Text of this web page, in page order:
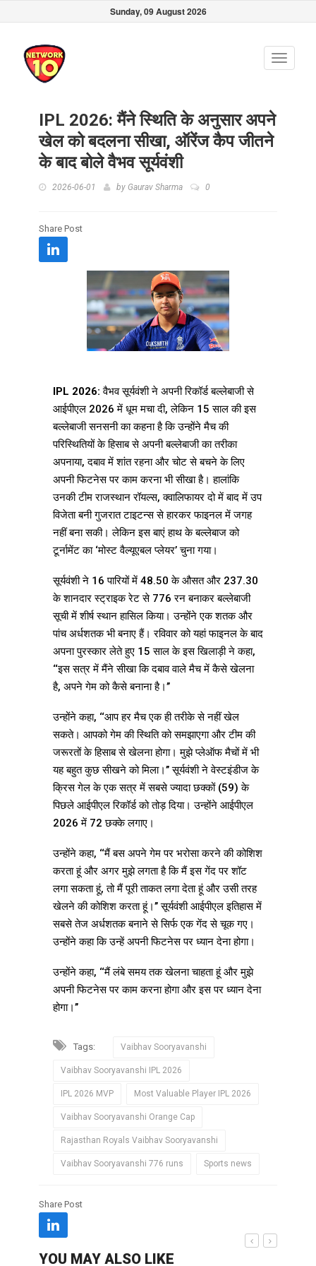
Sunday, 09 August 2026
Toggle
IPL 2026: मैंने स्थिति के अनुसार अपने
खेल को बदलना सीखा, ऑरेंज कैप जीतने
के बाद बोले वैभव सूर्यवंशी
2026-06-01 by Gaurav Sharma 0
Share Post
IPL 2026: वैभव सूर्यवंशी ने अपनी रिकॉर्ड बल्लेबाजी से
आईपीएल 2026 में धूम मचा दी, लेकिन 15 साल की इस
बल्लेबाजी सनसनी का कहना है कि उन्होंने मैच की
परिस्थितियों के हिसाब से अपनी बल्लेबाजी का तरीका
अपनाया, दबाव में शांत रहना और चोट से बचने के लिए
अपनी फिटनेस पर काम करना भी सीखा है। हालांकि
उनकी टीम राजस्थान रॉयल्स, क्वालिफायर दो में बाद में उप
विजेता बनी गुजरात टाइटन्स से हारकर फाइनल में जगह
नहीं बना सकी। लेकिन इस बाएं हाथ के बल्लेबाज को
टूर्नामेंट का ‘मोस्ट वैल्यूएबल प्लेयर’ चुना गया।
सूर्यवंशी ने 16 पारियों में 48.50 के औसत और 237.30
के शानदार स्ट्राइक रेट से 776 रन बनाकर बल्लेबाजी
सूची में शीर्ष स्थान हासिल किया। उन्होंने एक शतक और
पांच अर्धशतक भी बनाए हैं। रविवार को यहां फाइनल के बाद
अपना पुरस्कार लेते हुए 15 साल के इस खिलाड़ी ने कहा,
‘‘इस सत्र में मैंने सीखा कि दबाव वाले मैच में कैसे खेलना
है, अपने गेम को कैसे बनाना है।’’
उन्होंने कहा, ‘‘आप हर मैच एक ही तरीके से नहीं खेल
सकते। आपको गेम की स्थिति को समझाएगा और टीम की
जरूरतों के हिसाब से खेलना होगा। मुझे प्लेऑफ मैचों में भी
यह बहुत कुछ सीखने को मिला।’’ सूर्यवंशी ने वेस्टइंडीज के
क्रिस गेल के एक सत्र में सबसे ज्यादा छक्कों (59) के
पिछले आईपीएल रिकॉर्ड को तोड़ दिया। उन्होंने आईपीएल
2026 में 72 छक्के लगाए।
उन्होंने कहा, ‘‘मैं बस अपने गेम पर भरोसा करने की कोशिश
करता हूं और अगर मुझे लगता है कि मैं इस गेंद पर शॉट
लगा सकता हूं, तो मैं पूरी ताकत लगा देता हूं और उसी तरह
खेलने की कोशिश करता हूं।’’ सूर्यवंशी आईपीएल इतिहास में
सबसे तेज अर्धशतक बनाने से सिर्फ एक गेंद से चूक गए।
उन्होंने कहा कि उन्हें अपनी फिटनेस पर ध्यान देना होगा।
उन्होंने कहा, ‘‘मैं लंबे समय तक खेलना चाहता हूं और मुझे
अपनी फिटनेस पर काम करना होगा और इस पर ध्यान देना
होगा।’’
Tags: Vaibhav Sooryavanshi
Vaibhav Sooryavanshi IPL 2026
IPL 2026 MVP Most Valuable Player IPL 2026
Vaibhav Sooryavanshi Orange Cap
Rajasthan Royals Vaibhav Sooryavanshi
Vaibhav Sooryavanshi 776 runs Sports news
Share Post
YOU MAY ALSO LIKE